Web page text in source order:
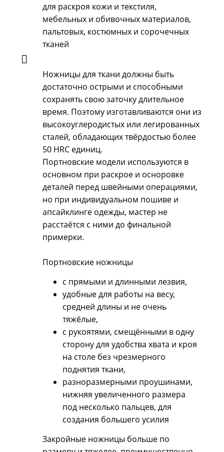
для раскроя кожи и текстиля,
мебельных и обивочных материалов,
пальтовых, костюмных и сорочечных
тканей
Ножницы для ткани должны быть
достаточно острыми и способными
сохранять свою заточку длительное
время. Поэтому изготавливаются они из
высокоуглеродистых или легированных
сталей, обладающих твёрдостью более
50 HRC единиц.
Портновские модели используются в
основном при раскрое и осноровке
деталей перед швейными операциями,
но при индивидуальном пошиве и
апсайклинге одежды, мастер не
расстаётся с ними до финальной
примерки.
Портновские ножницы
с прямыми и длинными лезвия,
удобные для работы на весу,
средней длины и не очень
тяжёлые,
с рукоятями, смещёнными в одну
сторону для удобства хвата и кроя
на столе без чрезмерного
поднятия ткани,
разноразмерными проушинами,
нижняя увеличенного размера
под несколько пальцев, для
создания большего усилия
Закройные ножницы больше по